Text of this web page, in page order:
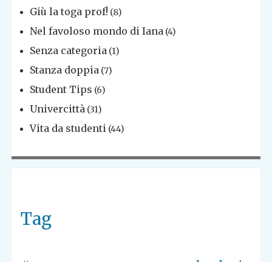
Giù la toga prof! (8)
Nel favoloso mondo di Iana (4)
Senza categoria (1)
Stanza doppia (7)
Student Tips (6)
Univercittà (31)
Vita da studenti (44)
Tag